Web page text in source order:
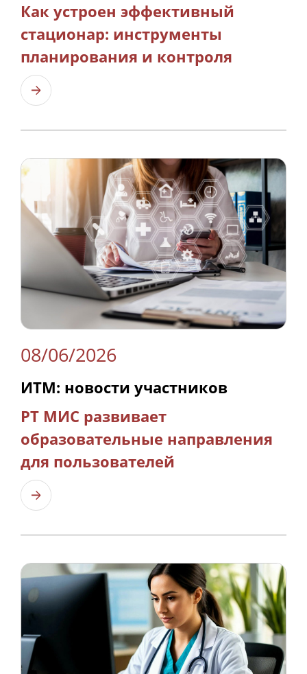
Как устроен эффективный
стационар: инструменты
планирования и контроля
08/06/2026
ИТМ: новости участников
РТ МИС развивает
образовательные направления
для пользователей